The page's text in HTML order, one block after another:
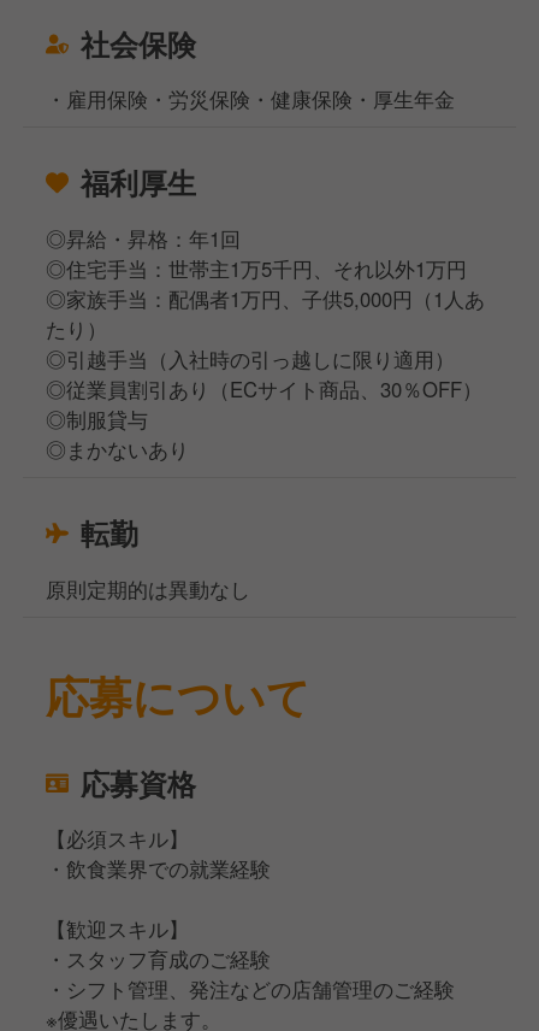
社会保険
・雇用保険・労災保険・健康保険・厚生年金
福利厚生
◎昇給・昇格：年1回
◎住宅手当：世帯主1万5千円、それ以外1万円
◎家族手当：配偶者1万円、子供5,000円（1人あ
たり）
◎引越手当（入社時の引っ越しに限り適用）
◎従業員割引あり（ECサイト商品、30％OFF）
◎制服貸与
◎まかないあり
転勤
原則定期的は異動なし
応募について
応募資格
【必須スキル】
・飲食業界での就業経験
【歓迎スキル】
・スタッフ育成のご経験
・シフト管理、発注などの店舗管理のご経験
※優遇いたします。